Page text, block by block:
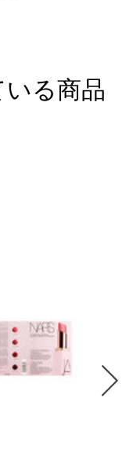
る商品